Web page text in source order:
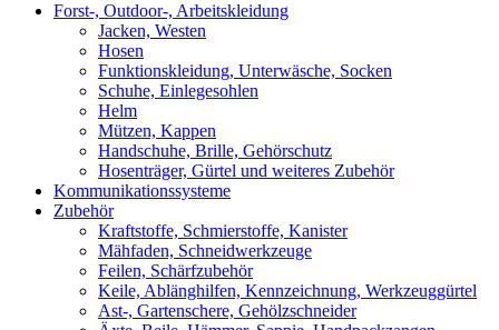
Forst-, Outdoor-, Arbeitskleidung
Jacken, Westen
Hosen
Funktionskleidung, Unterwäsche, Socken
Schuhe, Einlegesohlen
Helm
Mützen, Kappen
Handschuhe, Brille, Gehörschutz
Hosenträger, Gürtel und weiteres Zubehör
Kommunikationssysteme
Zubehör
Kraftstoffe, Schmierstoffe, Kanister
Mähfaden, Schneidwerkzeuge
Feilen, Schärfzubehör
Keile, Ablänghilfen, Kennzeichnung, Werkzeuggürtel
Ast-, Gartenschere, Gehölzschneider